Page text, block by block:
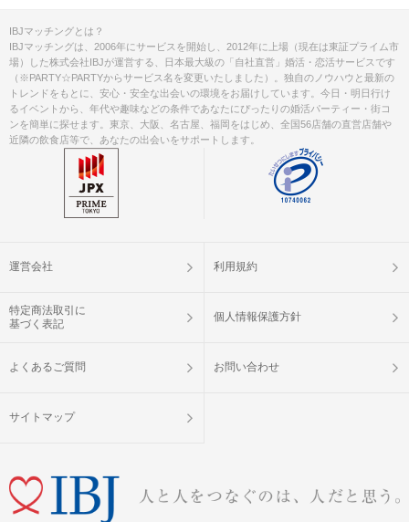
IBJマッチングとは？
IBJマッチングは、2006年にサービスを開始し、2012年に上場（現在は東証プライム市
場）した株式会社IBJが運営する、日本最大級の「自社直営」婚活・恋活サービスです
（※PARTY☆PARTYからサービス名を変更いたしました）。独自のノウハウと最新の
トレンドをもとに、安心・安全な出会いの環境をお届けしています。今日・明日行け
るイベントから、年代や趣味などの条件であなたにぴったりの婚活パーティー・街コ
ンを簡単に探せます。東京、大阪、名古屋、福岡をはじめ、全国56店舗の直営店舗や
近隣の飲食店等で、あなたの出会いをサポートします。
運営会社 利用規約
特定商法取引に
基づく表記
個人情報保護方針
よくあるご質問 お問い合わせ
サイトマップ